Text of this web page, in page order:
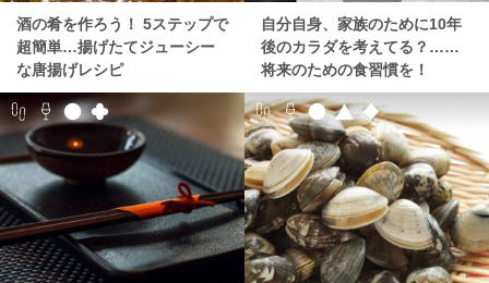
酒の肴を作ろう！ 5ステップで
超簡単…揚げたてジューシー
な唐揚げレシピ
自分自身、家族のために10年
後のカラダを考えてる？……
将来のための食習慣を！